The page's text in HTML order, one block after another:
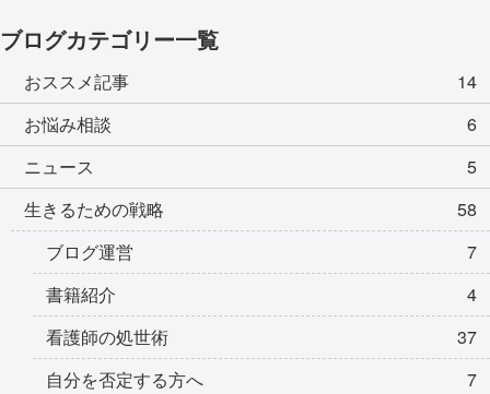
ブログカテゴリー一覧
おススメ記事
14
お悩み相談
6
ニュース
5
生きるための戦略
58
ブログ運営
7
書籍紹介
4
看護師の処世術
37
自分を否定する方へ
7